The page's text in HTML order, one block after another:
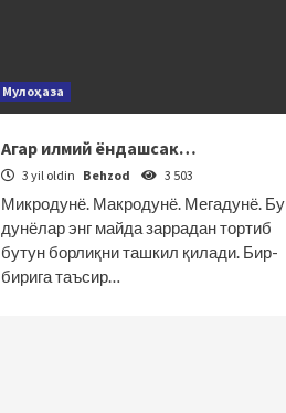
Мулоҳаза
Агар илмий ёндашсак…
3 yil oldin Behzod 3 503
Микродунё. Макродунё. Мегадунё. Бу
дунёлар энг майда заррадан тортиб
бутун борлиқни ташкил қилади. Бир-
бирига таъсир…